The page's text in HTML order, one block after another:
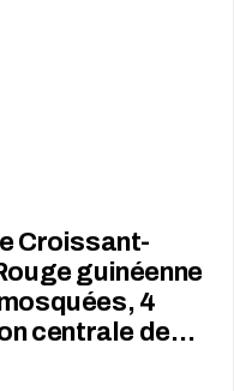
Croissant-
guinéenne
4
centrale de…